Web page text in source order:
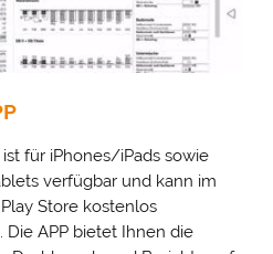
für iPhones/iPads sowie
verfügbar und kann im
Store kostenlos
APP bietet Ihnen die
wir Google Analytics
Google Maps
(Videos) auf unserer Website
(z. B. Ihre IP-Adresse) an diese